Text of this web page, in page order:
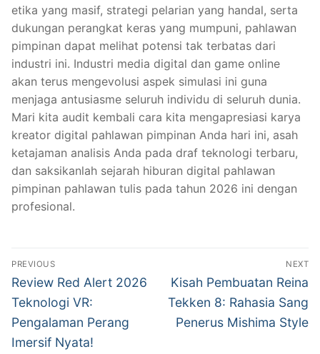
etika yang masif, strategi pelarian yang handal, serta
dukungan perangkat keras yang mumpuni, pahlawan
pimpinan dapat melihat potensi tak terbatas dari
industri ini. Industri media digital dan game online
akan terus mengevolusi aspek simulasi ini guna
menjaga antusiasme seluruh individu di seluruh dunia.
Mari kita audit kembali cara kita mengapresiasi karya
kreator digital pahlawan pimpinan Anda hari ini, asah
ketajaman analisis Anda pada draf teknologi terbaru,
dan saksikanlah sejarah hiburan digital pahlawan
pimpinan pahlawan tulis pada tahun 2026 ini dengan
profesional.
Navigasi
pos
PREVIOUS
Previous
post:
Review Red Alert 2026
Teknologi VR:
Pengalaman Perang
Imersif Nyata!
NEXT
Next
post:
Kisah Pembuatan Reina
Tekken 8: Rahasia Sang
Penerus Mishima Style